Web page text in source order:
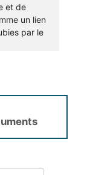
et de
un lien
par le